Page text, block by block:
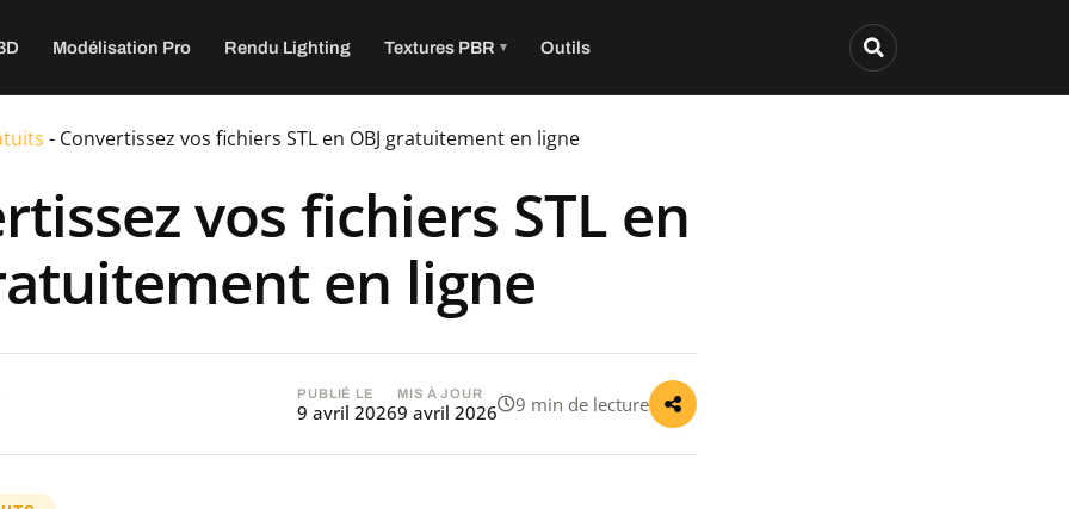
Modélisation Pro Rendu Lighting Textures PBR Outils
- Convertissez vos fichiers STL en OBJ gratuitement en ligne
vos fichiers STL en
en ligne
PUBLIÉ LE
9 avril 2026
MIS À JOUR
9 avril 2026 9 min de lecture